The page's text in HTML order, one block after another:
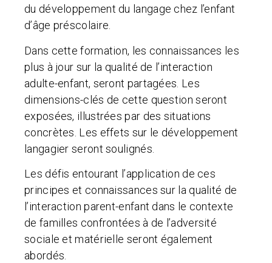
du développement du langage chez l’enfant
d’âge préscolaire.
Dans cette formation, les connaissances les
plus à jour sur la qualité de l’interaction
adulte-enfant, seront partagées. Les
dimensions-clés de cette question seront
exposées, illustrées par des situations
concrètes. Les effets sur le développement
langagier seront soulignés.
Les défis entourant l’application de ces
principes et connaissances sur la qualité de
l’interaction parent-enfant dans le contexte
de familles confrontées à de l’adversité
sociale et matérielle seront également
abordés.